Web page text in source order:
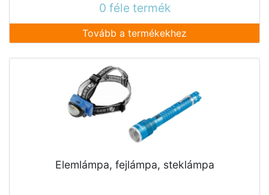
0 féle termék
Tovább a termékekhez
Elemlámpa, fejlámpa, steklámpa